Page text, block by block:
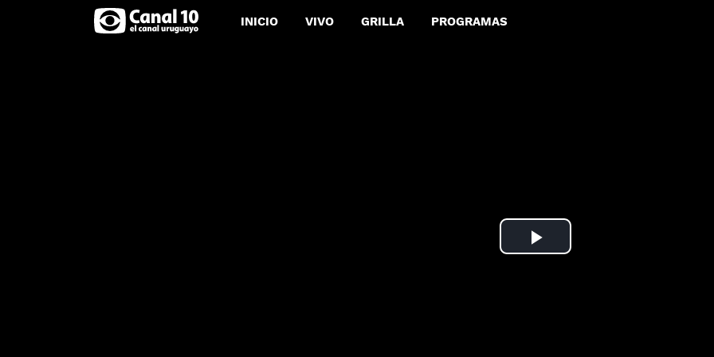
INICIO VIVO GRILLA PROGRAMAS
Play